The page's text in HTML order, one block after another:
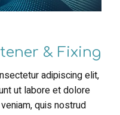
& Fixing
adipiscing elit,
ut labore et dolore
quis nostrud